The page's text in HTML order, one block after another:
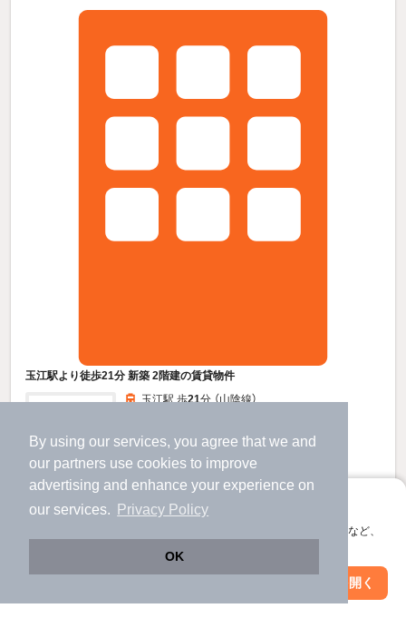
By using our services, you agree that we and
our partners use cookies to improve
advertising and enhance your experience on
our services.
Privacy Policy
OK
アプリに切り替えて、サクサクお部屋探し
会員登録なしですぐ使える。マップ検索やお気に入り保存など、
アプリを開く
玉江駅より徒歩21分 新築 2階建の賃貸物件
すべての写真
玉江駅 歩21分 （山陰線）
2階建 / 新築 / 木造
駐輪場あり 宅配ボックス
万円
絞り込み条件を変更